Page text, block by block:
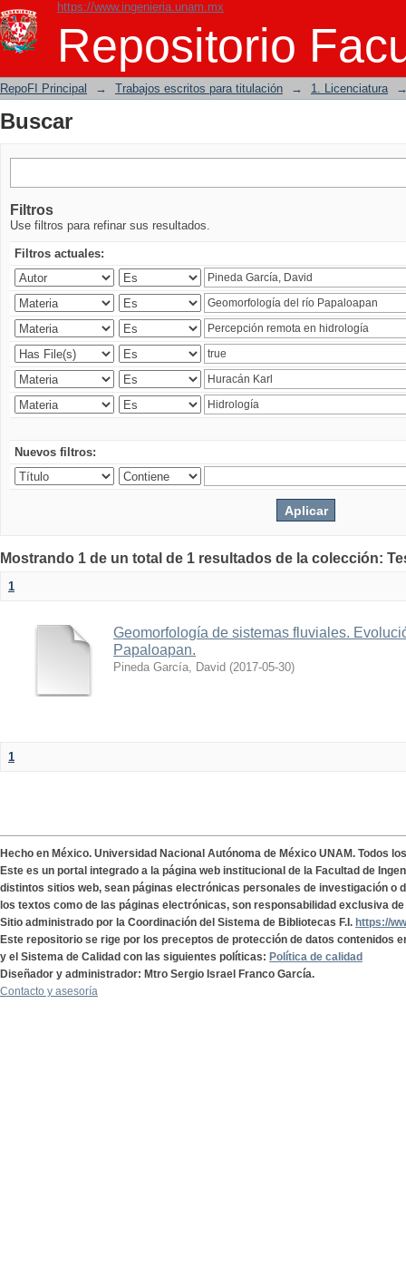
https://www.ingenieria.unam.mx
Repositorio
Buscar
RepoFI Principal → Trabajos escritos para titulación → 1. Licenciatura
Buscar
Filtros
Use filtros para refinar sus resultados.
Filtros actuales:
Nuevos filtros:
Mostrando 1 de un total de 1 resultados de la colección:
1
Geomorfología de sistemas fluviales.
Papaloapan.
Pineda García, David (2017-05-30)
1
Hecho en México. Universidad Nacional Autónoma de México UNAM. Todos
Este es un portal integrado a la página web institucional de la Facultad de
distintos sitios web, sean páginas electrónicas personales de investigación o
los textos como de las páginas electrónicas, son responsabilidad exclusiva
Sitio administrado por la Coordinación del Sistema de Bibliotecas F.I. https://
Este repositorio se rige por los preceptos de protección de datos contenidos
y el Sistema de Calidad con las siguientes políticas: Política de calidad
Diseñador y administrador: Mtro Sergio Israel Franco García.
Contacto y asesoría